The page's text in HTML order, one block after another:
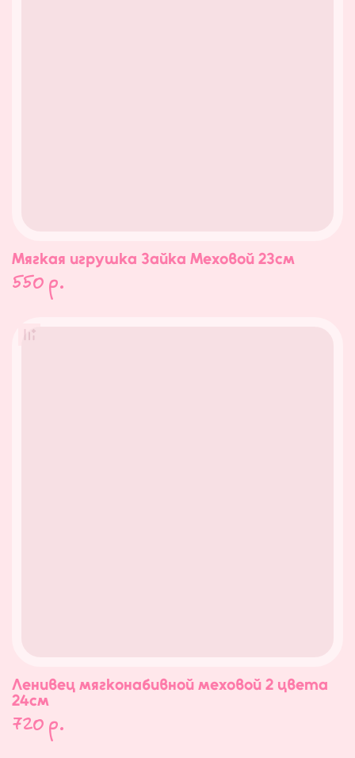
Мягкая игрушка Зайка Меховой 23см
550 р.
Ленивец мягконабивной меховой 2 цвета
24см
720 р.